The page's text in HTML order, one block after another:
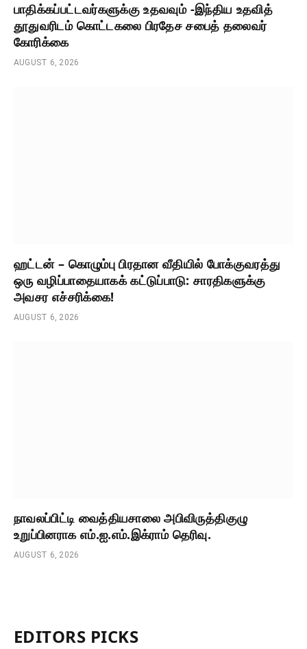
பாதிக்கப்பட்டவர்களுக்கு உதவவும் -இந்திய உதவித்
தூதுவரிடம் கொட்டகலை பிரதேச சபைத் தலைவர்
கோரிக்கை
AUGUST 6, 2026
ஹட்டன் – கொழும்பு பிரதான வீதியில் போக்குவரத்து
ஒரு வழிப்பாதையாகக் கட்டுப்பாடு: சாரதிகளுக்கு
அவசர எச்சரிக்கை!
AUGUST 6, 2026
நாவலப்பிட்டி வைத்தியசாலை அபிவிருத்திகுழு
உறுப்பினராக எம்.ஐ.எம்.இக்ராம் தெரிவு.
AUGUST 6, 2026
EDITORS PICKS